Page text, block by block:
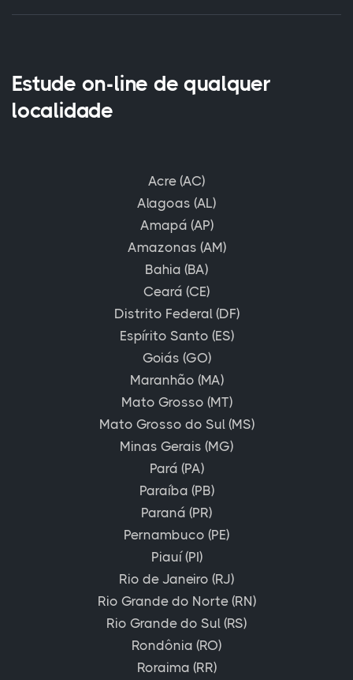
Estude on-line de qualquer
localidade
Acre (AC)
Alagoas (AL)
Amapá (AP)
Amazonas (AM)
Bahia (BA)
Ceará (CE)
Distrito Federal (DF)
Espírito Santo (ES)
Goiás (GO)
Maranhão (MA)
Mato Grosso (MT)
Mato Grosso do Sul (MS)
Minas Gerais (MG)
Pará (PA)
Paraíba (PB)
Paraná (PR)
Pernambuco (PE)
Piauí (PI)
Rio de Janeiro (RJ)
Rio Grande do Norte (RN)
Rio Grande do Sul (RS)
Rondônia (RO)
Roraima (RR)